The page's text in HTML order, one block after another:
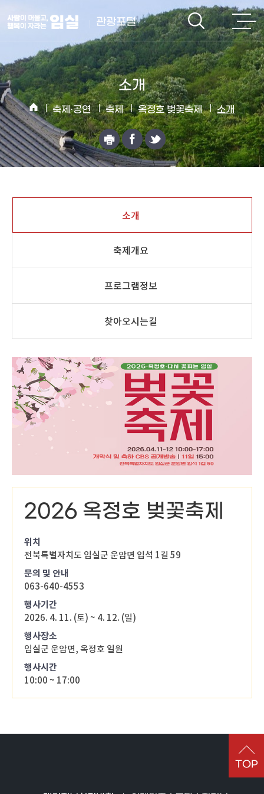
관광포털
소개
축제·공연 축제 옥정호 벚꽃축제 소개
소개
축제개요
프로그램정보
찾아오시는길
2026 옥정호 벚꽃축제
위치
전북특별자치도 임실군 운암면 입석 1길 59
문의 및 안내
063-640-4553
행사기간
2026. 4. 11. (토) ~ 4. 12. (일)
행사장소
임실군 운암면, 옥정호 일원
행사시간
10:00 ~ 17:00
TOP